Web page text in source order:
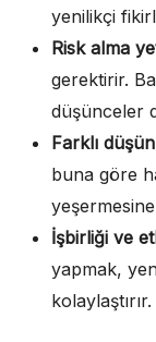
yenilikçi
Risk alma
gerektirir.
düşünceler
Farklı
buna göre
İşbirliği ve
yapmak,
kolaylaştırır.